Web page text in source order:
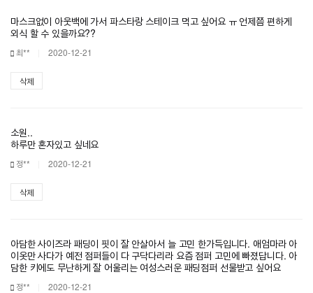
마스크없이 아웃백에 가서 파스타랑 스테이크 먹고 싶어요 ㅠ 언제쯤 편하게
외식 할 수 있을까요??
최** 2020-12-21
삭제
소원..
하루만 혼자있고 싶네요
정** 2020-12-21
삭제
아담한 사이즈라 패딩이 핏이 잘 안살아서 늘 고민 한가득입니다. 애엄마라 아
이옷만 사다가 예전 점퍼들이 다 구닥다리라 요즘 점퍼 고민에 빠졌답니다. 아
담한 키에도 무난하게 잘 어울리는 여성스러운 패딩점퍼 선물받고 싶어요
정** 2020-12-21